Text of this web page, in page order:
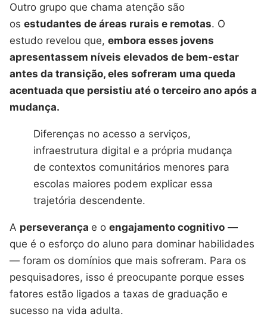
Outro grupo que chama atenção são
os estudantes de áreas rurais e remotas. O
estudo revelou que, embora esses jovens
apresentassem níveis elevados de bem-estar
antes da transição, eles sofreram uma queda
acentuada que persistiu até o terceiro ano após a
mudança.
Diferenças no acesso a serviços,
infraestrutura digital e a própria mudança
de contextos comunitários menores para
escolas maiores podem explicar essa
trajetória descendente.
A perseverança e o engajamento cognitivo —
que é o esforço do aluno para dominar habilidades
— foram os domínios que mais sofreram. Para os
pesquisadores, isso é preocupante porque esses
fatores estão ligados a taxas de graduação e
sucesso na vida adulta.